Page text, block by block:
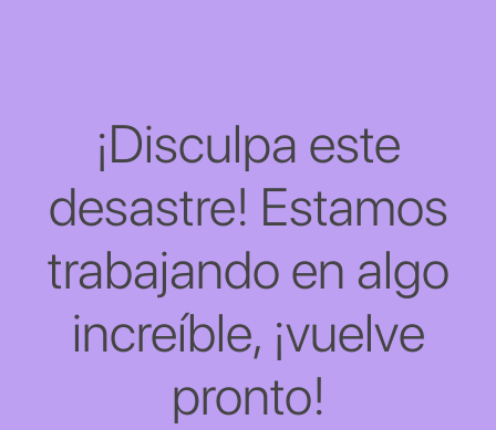
¡Disculpa este
desastre! Estamos
trabajando en algo
increíble, ¡vuelve
pronto!